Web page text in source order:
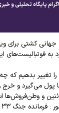
پایگاه تحلیلی و
کشتی برای
تغییر بدهیم که
پول می‌گیرد و
و وطن‌فروش‌ها
۳۳ روزه، سردار پاکپور بود